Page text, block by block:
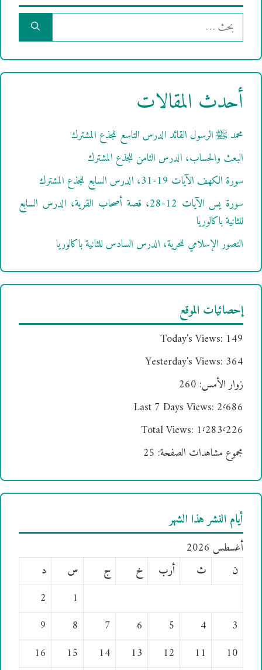
البحث
عن:
أحدث المقالات
محمد ﷺ الرسول القائد الدرس التاسع للجذع المشترك
البعث والحساب، الدرس الثامن للجذع المشترك
سورة الكهف الآيات 19-31، الدرس السابع للجذع المشترك
سورة يس الآيات 12-28، قصة أصحاب القرية، الدرس السابع
للثانية باكالوريا
التصور الإسلامي للحرية، الدرس السادس للثانية باكالوريا
إحصائيات الموقع
Today's Views: 149
Yesterday's Views: 364
زوار الأمس: 260
Last 7 Days Views: 2٬686
Total Views: 1٬283٬226
مجموع مشاهدات الصفحة: 25
أيام النشر هذا الشهر
أغسطس 2026
ن
ث أرب خ ج س
د
1
2
3
4
5
6
7
8
9
10
11
12
13
14
15
16